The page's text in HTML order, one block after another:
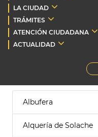
LA CIUDAD
TRÁMITES
ATENCIÓN CIUDADANA
ACTUALIDAD
Albufera
Alquería de Solache